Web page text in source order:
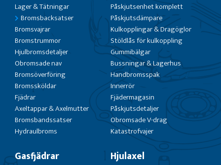
Lager & Tätningar
Bromsbacksatser
Bromsvajrar
Bromstrummor
Hjulbromsdetaljer
Obromsade nav
Bromsöverföring
Bromssköldar
Fjädrar
Axeltappar & Axelmutter
Bromsbandssatser
Hydraulbroms
Påskjutsenhet komplett
Påskjutsdämpare
Kulkopplingar & Dragöglor
Stöldlås för kulkoppling
Gummibälgar
Bussningar & Lagerhus
Handbromsspak
Innerrör
Fjädermagasin
Påskjutsdetaljer
Obromsade V-drag
Katastrofvajer
Gasfjädrar Hjulaxel